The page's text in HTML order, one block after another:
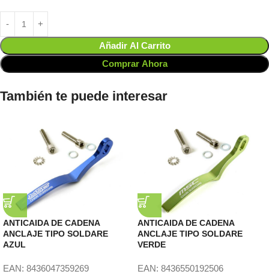
Añadir Al Carrito
Comprar Ahora
También te puede interesar
ANTICAIDA DE CADENA
ANCLAJE TIPO SOLDARE
AZUL
EAN: 8436047359269
ANTICAIDA DE CADENA
ANCLAJE TIPO SOLDARE
VERDE
EAN: 8436550192506